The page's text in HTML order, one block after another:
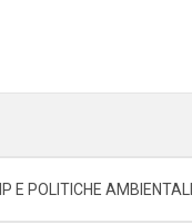
E POLITICHE